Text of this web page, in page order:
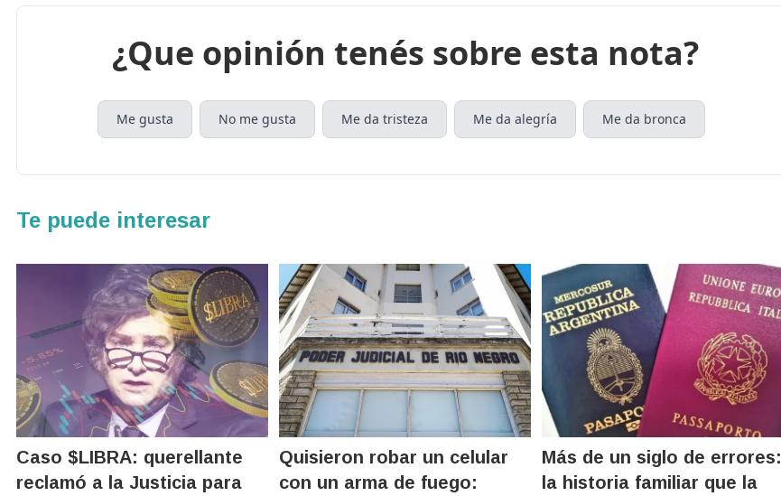
¿Que opinión tenés sobre esta nota?
Me gusta No me gusta Me da tristeza Me da alegría Me da bronca
Te puede interesar
Caso $LIBRA: querellante
reclamó a la Justicia para
Quisieron robar un celular
con un arma de fuego:
Más de un siglo de errores:
la historia familiar que la